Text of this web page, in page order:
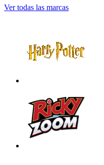
Ver todas las marcas